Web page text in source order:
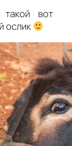
вот
ослик